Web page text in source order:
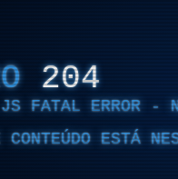
204
FATAL ERROR -
CONTEÚDO ESTÁ